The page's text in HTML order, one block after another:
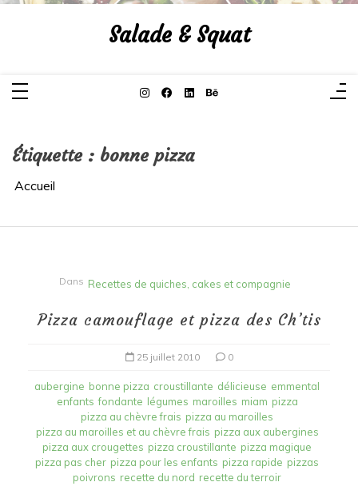
Aller
Salade & Squat
Étiquette : bonne pizza
Accueil
Dans Recettes de quiches, cakes et compagnie
Pizza camouflage et pizza des Ch’tis
25 juillet 2010 0
aubergine bonne pizza croustillante délicieuse emmental
enfants fondante légumes maroilles miam pizza
pizza au chèvre frais pizza au maroilles
pizza au maroilles et au chèvre frais pizza aux aubergines
pizza aux crougettes pizza croustillante pizza magique
pizza pas cher pizza pour les enfants pizza rapide pizzas
poivrons recette du nord recette du terroir